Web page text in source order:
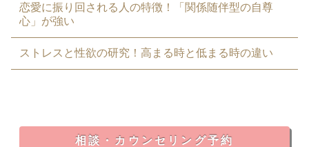
恋愛に振り回される人の特徴！「関係随伴型の自尊
心」が強い
ストレスと性欲の研究！高まる時と低まる時の違い
相談・カウンセリング予約